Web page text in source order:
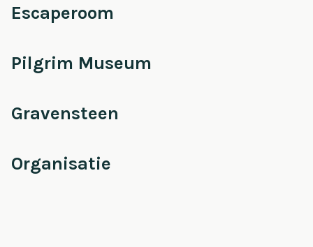
Escaperoom
Pilgrim Museum
Gravensteen
Organisatie